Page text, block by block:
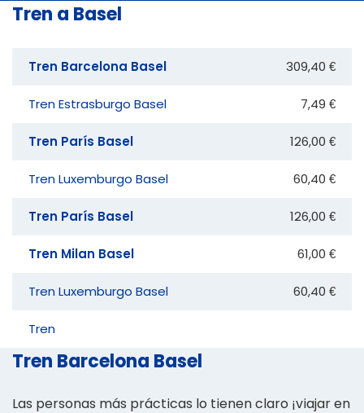
Tren a Basel
Tren Barcelona Basel 309,40 €
Tren Estrasburgo Basel 7,49 €
Tren París Basel 126,00 €
Tren Luxemburgo Basel 60,40 €
Tren París Basel 126,00 €
Tren Milan Basel 61,00 €
Tren Luxemburgo Basel 60,40 €
Tren
Tren Barcelona Basel
Las personas más prácticas lo tienen claro ¡viajar en